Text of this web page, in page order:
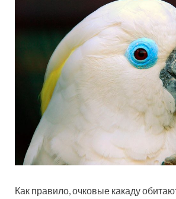
Как правило, очковые какаду